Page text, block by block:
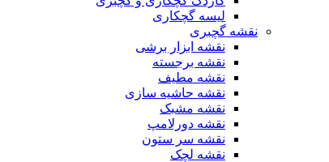
لیسه گچکاری
نقشه گچبری
نقشه ابزار برشی
نقشه برجسته
نقشه مطیف
نقشه حاشیه سازی
نقشه مشبک
نقشه دورلامپ
نقشه سر ستون
نقشه لچک